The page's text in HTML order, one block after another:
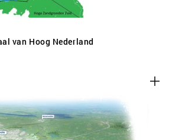
van Hoog Nederland